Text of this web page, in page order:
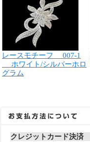
レースモチーフ 007-1
ホワイト/シルバーホロ
グラム
クレジットカード決済